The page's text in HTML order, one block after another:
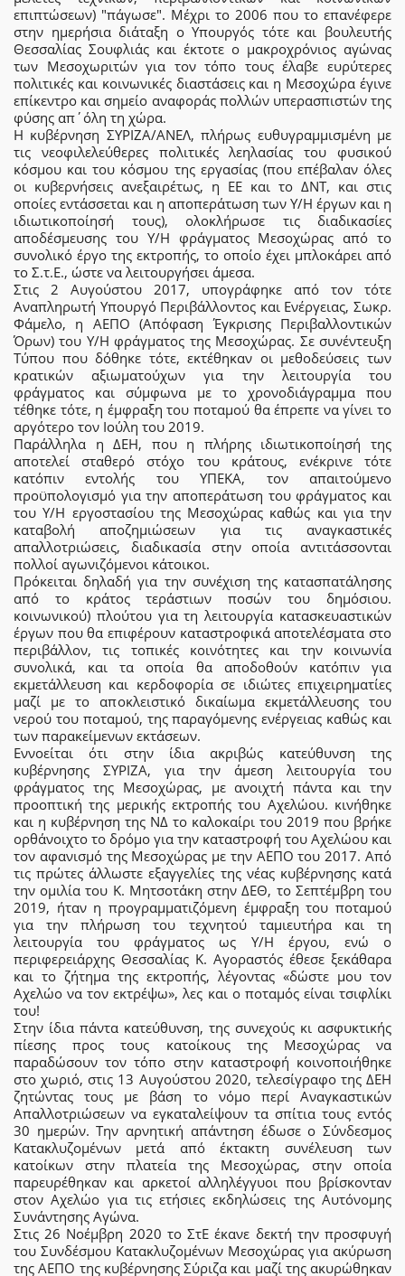
επιπτώσεων) "πάγωσε". Μέχρι το 2006 που το επανέφερε
στην ημερήσια διάταξη ο Υπουργός τότε και βουλευτής
Θεσσαλίας Σουφλιάς και έκτοτε ο μακροχρόνιος αγώνας
των Μεσοχωριτών για τον τόπο τους έλαβε ευρύτερες
πολιτικές και κοινωνικές διαστάσεις και η Μεσοχώρα έγινε
επίκεντρο και σημείο αναφοράς πολλών υπερασπιστών της
φύσης απ΄όλη τη χώρα.
Η κυβέρνηση ΣΥΡΙΖΑ/ΑΝΕΛ, πλήρως ευθυγραµµισµένη με
τις νεοφιλελεύθερες πολιτικές λεηλασίας του φυσικού
κόσµου και του κόσµου της εργασίας (που επέβαλαν όλες
οι κυβερνήσεις ανεξαιρέτως, η ΕΕ και το ΔΝΤ, και στις
οποίες εντάσσεται και η αποπεράτωση των Υ/Η έργων και η
ιδιωτικοποίησή τους), ολοκλήρωσε τις διαδικασίες
αποδέσµευσης του Υ/Η φράγµατος Μεσοχώρας από το
συνολικό έργο της εκτροπής, το οποίο έχει µπλοκάρει από
το Σ.τ.Ε., ώστε να λειτουργήσει άµεσα.
Στις 2 Αυγούστου 2017, υπογράφηκε από τον τότε
Αναπληρωτή Υπουργό Περιβάλλοντος και Ενέργειας, Σωκρ.
Φάµελο, η ΑΕΠΟ (Απόφαση Έγκρισης Περιβαλλοντικών
Όρων) του Υ/Η φράγµατος της Μεσοχώρας. Σε συνέντευξη
Τύπου που δόθηκε τότε, εκτέθηκαν οι µεθοδεύσεις των
κρατικών αξιωµατούχων για την λειτουργία του
φράγµατος και σύμφωνα με το χρονοδιάγραµµα που
τέθηκε τότε, η έµφραξη του ποταµού θα έπρεπε να γίνει το
αργότερο τον Ιούλη του 2019.
Παράλληλα η ΔΕΗ, που η πλήρης ιδιωτικοποίησή της
αποτελεί σταθερό στόχο του κράτους, ενέκρινε τότε
κατόπιν εντολής του ΥΠΕΚΑ, τον απαιτούµενο
προϋπολογισµό για την αποπεράτωση του φράγµατος και
του Υ/Η εργοστασίου της Μεσοχώρας καθώς και για την
καταβολή αποζηµιώσεων για τις αναγκαστικές
απαλλοτριώσεις, διαδικασία στην οποία αντιτάσσονται
πολλοί αγωνιζόμενοι κάτοικοι.
Πρόκειται δηλαδή για την συνέχιση της κατασπατάλησης
από το κράτος τεράστιων ποσών του δημόσιου.
κοινωνικού) πλούτου για τη λειτουργία κατασκευαστικών
έργων που θα επιφέρουν καταστροφικά αποτελέσµατα στο
περιβάλλον, τις τοπικές κοινότητες και την κοινωνία
συνολικά, και τα οποία θα αποδοθούν κατόπιν για
εκµετάλλευση και κερδοφορία σε ιδιώτες επιχειρηματίες
µαζί µε το αποκλειστικό δικαίωµα εκµετάλλευσης του
νερού του ποταµού, της παραγόμενης ενέργειας καθώς και
των παρακείµενων εκτάσεων.
Εννοείται ότι στην ίδια ακριβώς κατεύθυνση της
κυβέρνησης ΣΥΡΙΖΑ, για την άμεση λειτουργία του
φράγματος της Μεσοχώρας, με ανοιχτή πάντα και την
προοπτική της μερικής εκτροπής του Αχελώου. κινήθηκε
και η κυβέρνηση της ΝΔ το καλοκαίρι του 2019 που βρήκε
ορθάνοιχτο το δρόμο για την καταστροφή του Αχελώου και
τον αφανισμό της Μεσοχώρας με την ΑΕΠΟ του 2017. Από
τις πρώτες άλλωστε εξαγγελίες της νέας κυβέρνησης κατά
την ομιλία του Κ. Μητσοτάκη στην ΔΕΘ, το Σεπτέμβρη του
2019, ήταν η προγραμματιζόμενη έμφραξη του ποταμού
για την πλήρωση του τεχνητού ταμιευτήρα και τη
λειτουργία του φράγματος ως Υ/Η έργου, ενώ ο
περιφερειάρχης Θεσσαλίας Κ. Αγοραστός έθεσε ξεκάθαρα
και το ζήτημα της εκτροπής, λέγοντας «δώστε μου τον
Αχελώο να τον εκτρέψω», λες και ο ποταμός είναι τσιφλίκι
του!
Στην ίδια πάντα κατεύθυνση, της συνεχούς κι ασφυκτικής
πίεσης προς τους κατοίκους της Μεσοχώρας να
παραδώσουν τον τόπο στην καταστροφή κοινοποιήθηκε
στο χωριό, στις 13 Αυγούστου 2020, τελεσίγραφο της ΔΕΗ
ζητώντας τους με βάση το νόμο περί Αναγκαστικών
Απαλλοτριώσεων να εγκαταλείψουν τα σπίτια τους εντός
30 ημερών. Την αρνητική απάντηση έδωσε ο Σύνδεσμος
Κατακλυζομένων μετά από έκτακτη συνέλευση των
κατοίκων στην πλατεία της Μεσοχώρας, στην οποία
παρευρέθηκαν και αρκετοί αλληλέγγυοι που βρίσκονταν
στον Αχελώο για τις ετήσιες εκδηλώσεις της Αυτόνομης
Συνάντησης Αγώνα.
Στις 26 Νοέμβρη 2020 το ΣτΕ έκανε δεκτή την προσφυγή
του Συνδέσμου Κατακλυζομένων Μεσοχώρας για ακύρωση
της ΑΕΠΟ της κυβέρνησης Σύριζα και μαζί της ακυρώθηκαν